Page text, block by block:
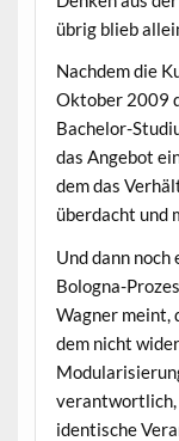
übrig blieb
Nachdem die
Oktober 2009
Bachelor-
das Angebot
dem das
überdacht und
Und dann
Bologna-
Wagner meint,
dem nicht
verantwortlich,
identische